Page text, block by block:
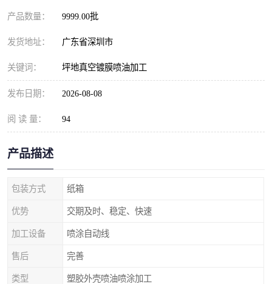
产品数量： 9999.00批
发货地址： 广东省深圳市
关键词： 坪地真空镀膜喷油加工
发布日期： 2026-08-08
阅 读 量： 94
产品描述
包装方式 纸箱
优势 交期及时、稳定、快速
加工设备 喷涂自动线
售后 完善
类型 塑胶外壳喷油喷涂加工